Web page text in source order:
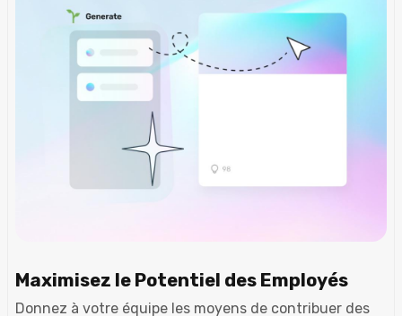
Maximisez le Potentiel des Employés
Donnez à votre équipe les moyens de contribuer des